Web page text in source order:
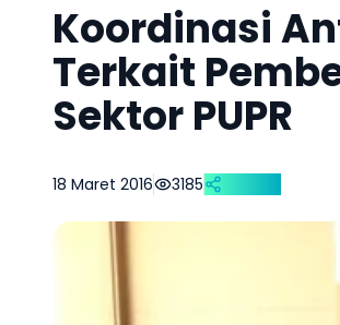
Koordinasi
Terkait
Sektor PUPR
18 Maret 2016 3185